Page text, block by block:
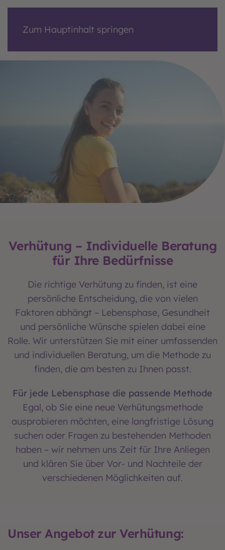
Zum Hauptinhalt springen
Verhütung – Individuelle Beratung
für Ihre Bedürfnisse
Die richtige Verhütung zu finden, ist eine
persönliche Entscheidung, die von vielen
Faktoren abhängt – Lebensphase, Gesundheit
und persönliche Wünsche spielen dabei eine
Rolle. Wir unterstützen Sie mit einer umfassenden
und individuellen Beratung, um die Methode zu
finden, die am besten zu Ihnen passt.
Für jede Lebensphase die passende Methode
Egal, ob Sie eine neue Verhütungsmethode
ausprobieren möchten, eine langfristige Lösung
suchen oder Fragen zu bestehenden Methoden
haben – wir nehmen uns Zeit für Ihre Anliegen
und klären Sie über Vor- und Nachteile der
verschiedenen Möglichkeiten auf.
Unser Angebot zur Verhütung: